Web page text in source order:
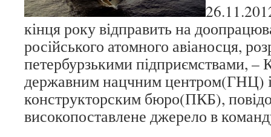
кінця року відправить на
російського атомного авіаносця,
петербурзькими підприємствами, –
державним нацчним центром(ГНЦ)
конструкторским бюро(ПКБ),
високопоставлене джерело в